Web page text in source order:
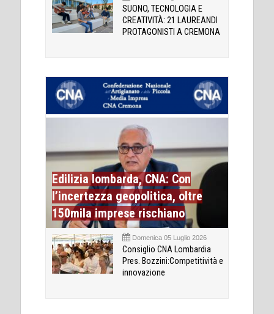
SUONO, TECNOLOGIA E
CREATIVITÀ: 21 LAUREANDI
PROTAGONISTI A CREMONA
Edilizia lombarda, CNA: Con
l’incertezza geopolitica, oltre
150mila imprese rischiano
Domenica 05 Luglio 2026
Consiglio CNA Lombardia
Pres. Bozzini:Competitività e
innovazione